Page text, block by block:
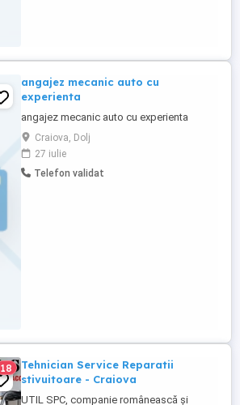
angajez mecanic auto cu
experienta
angajez mecanic auto cu experienta
Craiova, Dolj
27 iulie
Telefon validat
18
Tehnician Service Reparatii
stivuitoare - Craiova
UTIL SPC, companie românească și